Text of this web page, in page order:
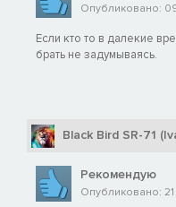
Опубликовано:
Если кто то в далекие
брать не задумываясь.
Black Bird SR-71
Рекомендую
Опубликовано: 21